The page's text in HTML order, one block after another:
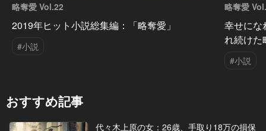
略奪愛 Vol.22
2019年ヒット小説総集編：「略奪愛」
#小説
略奪愛
幸せにな
れ続けた
#小説
おすすめ記事
代々木上原の女：26歳、手取り18万の損保